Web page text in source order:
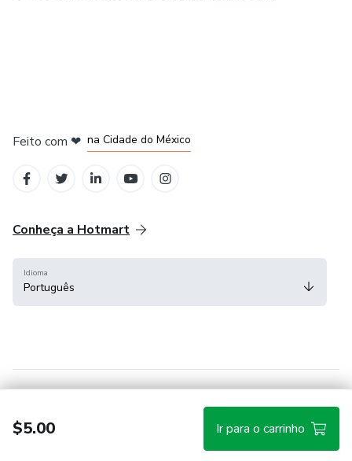
$5.00 Ir para o carrinho
Feito com ❤ na Cidade do México
Conheça a Hotmart
Idioma
Português
Hotmart — 2011-2026 © Todos os direitos reservados.